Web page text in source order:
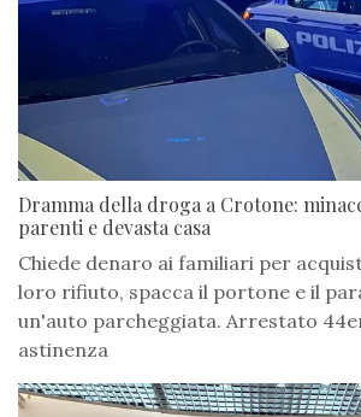
Dramma della droga a Crotone:
parenti e devasta casa
Chiede denaro ai familiari per
loro rifiuto, spacca il portone e il
un'auto parcheggiata. Arrestato
astinenza